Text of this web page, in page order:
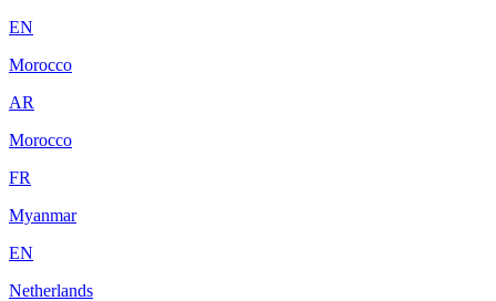
EN
Morocco
AR
Morocco
FR
Myanmar
EN
Netherlands